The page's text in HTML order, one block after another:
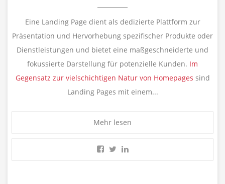
Eine Landing Page dient als dedizierte Plattform zur
Präsentation und Hervorhebung spezifischer Produkte oder
Dienstleistungen und bietet eine maßgeschneiderte und
fokussierte Darstellung für potenzielle Kunden. Im
Gegensatz zur vielschichtigen Natur von Homepages sind
Landing Pages mit einem...
Mehr lesen